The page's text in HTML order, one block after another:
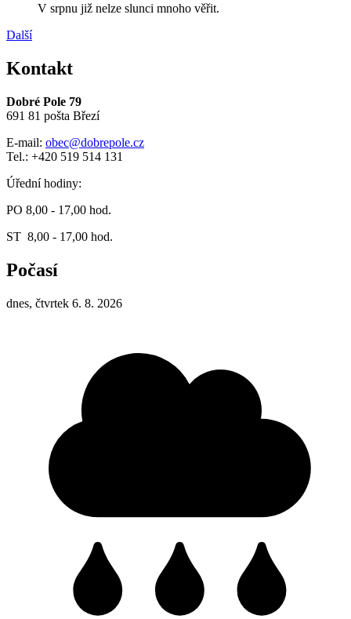
V srpnu již nelze slunci mnoho věřit.
Další
Kontakt
Dobré Pole 79
691 81 pošta Březí
E-mail: obec@dobrepole.cz
Tel.: +420 519 514 131
Úřední hodiny:
PO 8,00 - 17,00 hod.
ST 8,00 - 17,00 hod.
Počasí
dnes, čtvrtek 6. 8. 2026